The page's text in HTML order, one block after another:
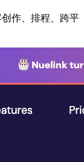
作、排程、跨平